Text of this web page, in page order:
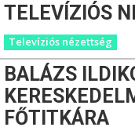
TELEVÍZIÓS
Televíziós nézettség
BALÁZS
FŐTITKÁRA